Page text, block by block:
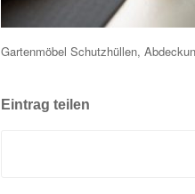
Gartenmöbel Schutzhüllen,
Eintrag teilen